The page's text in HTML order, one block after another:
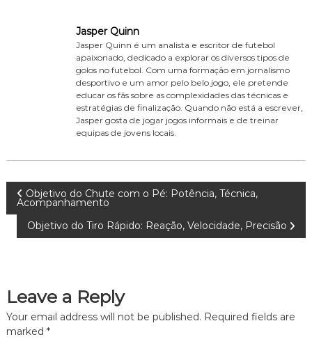
Jasper Quinn
Jasper Quinn é um analista e escritor de futebol
apaixonado, dedicado a explorar os diversos tipos de
golos no futebol. Com uma formação em jornalismo
desportivo e um amor pelo belo jogo, ele pretende
educar os fãs sobre as complexidades das técnicas e
estratégias de finalização. Quando não está a escrever,
Jasper gosta de jogar jogos informais e de treinar
equipas de jovens locais.
P
t
n
Objetivo do Chute com o Pé: Potência, Técnica,
Acompanhamento
Objetivo do Tiro Rápido: Reação, Velocidade, Precisão
Leave a Reply
Your email address will not be published. Required fields are
marked *